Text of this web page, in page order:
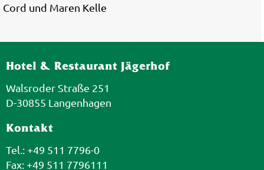
Cord und Maren Kelle
Hotel & Restaurant Jägerhof
Walsroder Straße 251
D-30855 Langenhagen
Kontakt
Tel.: +49 511 7796-0
Fax: +49 511 7796111